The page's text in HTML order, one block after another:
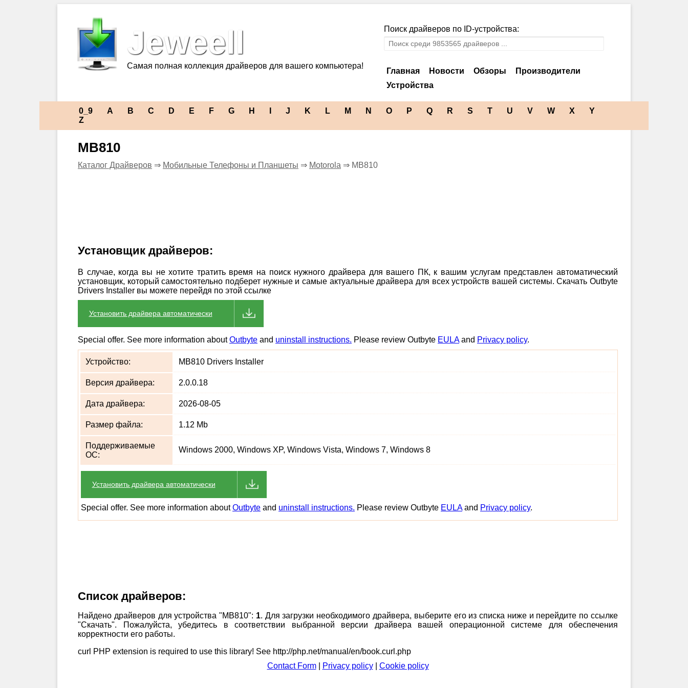
Jeweell
Самая полная коллекция драйверов для вашего компьютера!
Поиск драйверов по ID-устройства:
Главная Новости Обзоры
Производители
Устройства
0_9 A B C D E F G H J K L M N O P Q R S T U V W X
Y
Z
MB810
Каталог Драйверов ⇒ Мобильные Телефоны и Планшеты ⇒ Motorola ⇒ MB810
Установщик драйверов:
В случае, когда вы не хотите тратить время на поиск нужного драйвера для вашего ПК, к вашим услугам представлен автоматический
установщик, который самостоятельно подберет нужные и самые актуальные драйвера для всех устройств вашей системы. Скачать Outbyte
Drivers Installer вы можете перейдя по этой ссылке
Установить драйвера автоматически
Special offer. See more information aboutOutbyte and uninstall instructions. Please review Outbyte EULAand Privacy policy.
Устройство: MB810 Drivers Installer
Версия драйвера: 2.0.0.18
Дата драйвера: 2026-08-05
Размер файла: 1.12 Mb
Поддерживаемые
ОС:
Windows 2000, Windows XP, Windows Vista, Windows 7, Windows 8
Установить драйвера автоматически
Special offer. See more information aboutOutbyte and uninstall instructions. Please review Outbyte EULAand Privacy policy.
Список драйверов:
Найдено драйверов для устройства "MB810": 1. Для загрузки необходимого драйвера, выберите его из списка ниже и перейдите по ссылке
"Скачать". Пожалуйста, убедитесь в соответствии выбранной версии драйвера вашей операционной системе для обеспечения
корректности его работы.
curl PHP extension is required to use this library! See http://php.net/manual/en/book.curl.php
Contact Form| Privacy policy| Cookie policy